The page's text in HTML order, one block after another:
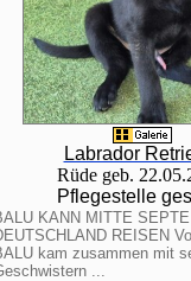
Labrador
Rüde geb.
Pflegestelle
KANN MITTE
REISEN
kam zusammen mit
...